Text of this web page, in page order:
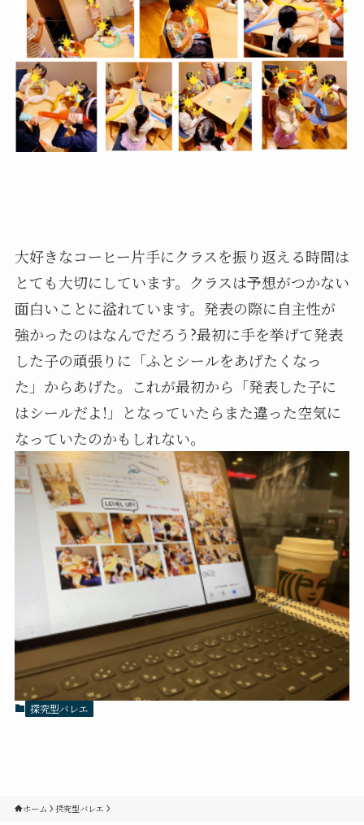
大好きなコーヒー片手にクラスを振り返える時間は
とても大切にしています。クラスは予想がつかない
面白いことに溢れています。発表の際に自主性が
強かったのはなんでだろう?最初に手を挙げて発表
した子の頑張りに「ふとシールをあげたくなっ
た」からあげた。これが最初から「発表した子に
はシールだよ!」となっていたらまた違った空気に
なっていたのかもしれない。
探究型バレエ
ホーム 探究型バレエ